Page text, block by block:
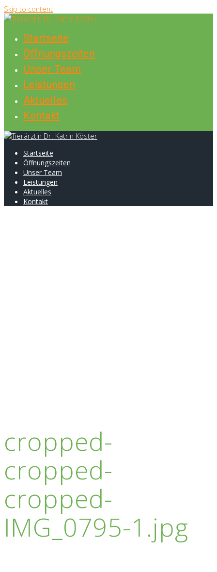
Skip to content
Startseite
Öffnungszeiten
Unser Team
Leistungen
Aktuelles
Kontakt
Startseite
Öffnungszeiten
Unser Team
Leistungen
Aktuelles
Kontakt
cropped-
cropped-
cropped-
IMG_0795-1.jpg